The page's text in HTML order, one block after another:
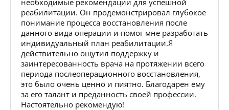
реабилитации. Он продемонстрировал глубокое
понимание процесса восстановления после
данного вида операции и помог мне разработать
индивидуальный план реабилитации.Я
действительно ощутил поддержку и
заинтересованность врача на протяжении всего
периода послеоперационного восстановления,
это было очень ценно и пиятно. Благодарен ему
за его талант и преданность своей профессии.
Настоятельно рекомендую!